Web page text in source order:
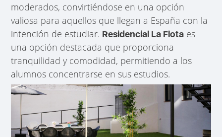
moderados, convirtiéndose en una opción
valiosa para aquellos que llegan a España con la
intención de estudiar. Residencial La Flota es
una opción destacada que proporciona
tranquilidad y comodidad, permitiendo a los
alumnos concentrarse en sus estudios.